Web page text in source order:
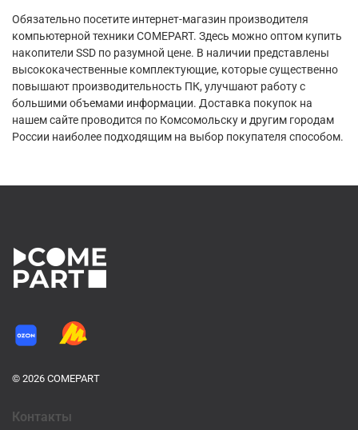
Обязательно посетите интернет-магазин производителя
компьютерной техники COMEPART. Здесь можно оптом купить
накопители SSD по разумной цене. В наличии представлены
высококачественные комплектующие, которые существенно
повышают производительность ПК, улучшают работу с
большими объемами информации. Доставка покупок на
нашем сайте проводится по Комсомольску и другим городам
России наиболее подходящим на выбор покупателя способом.
© 2026 COMEPART
Контакты